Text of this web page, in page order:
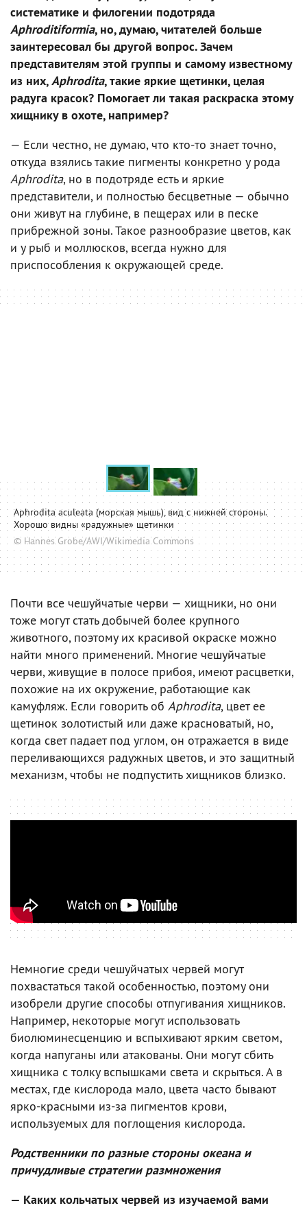
систематике и филогении подотряда
Aphroditiformia, но, думаю, читателей больше
заинтересовал бы другой вопрос. Зачем
представителям этой группы и самому известному
из них,Aphrodita, такие яркие щетинки, целая
радуга красок? Помогает ли такая раскраска этому
хищнику в охоте, например?
— Если честно, не думаю, что кто-то знает точно,
откуда взялись такие пигменты конкретно у рода
Aphrodita, но в подотряде есть и яркие
представители, и полностью бесцветные — обычно
они живут на глубине, в пещерах или в песке
прибрежной зоны. Такое разнообразие цветов, как
и у рыб и моллюсков, всегда нужно для
приспособления к окружающей среде.
Aphrodita aculeata (морская мышь), вид с нижней стороны.
Хорошо видны «радужные» щетинки
© Hannes Grobe/AWI/Wikimedia Commons
Почти все чешуйчатые черви — хищники, но они
тоже могут стать добычей более крупного
животного, поэтому их красивой окраске можно
найти много применений. Многие чешуйчатые
черви, живущие в полосе прибоя, имеют расцветки,
похожие на их окружение, работающие как
камуфляж. Если говорить об Aphrodita, цвет ее
щетинок золотистый или даже красноватый, но,
когда свет падает под углом, он отражается в виде
переливающихся радужных цветов, и это защитный
механизм, чтобы не подпустить хищников близко.
Немногие среди чешуйчатых червей могут
похвастаться такой особенностью, поэтому они
изобрели другие способы отпугивания хищников.
Например, некоторые могут использовать
биолюминесценцию и вспыхивают ярким светом,
когда напуганы или атакованы. Они могут сбить
хищника с толку вспышками света и скрыться. А в
местах, где кислорода мало, цвета часто бывают
ярко-красными из-за пигментов крови,
используемых для поглощения кислорода.
Родственники по разные стороны океана и
причудливые стратегии размножения
— Каких кольчатых червей из изучаемой вами